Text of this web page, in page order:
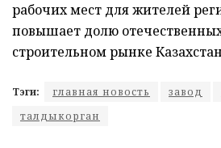
рабочих мест для жителей
повышает долю
строительном рынке
Тэги: главная новость завод
талдыкорган